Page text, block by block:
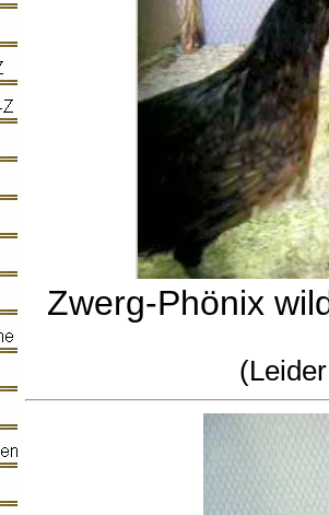
Zwerg-Phönix